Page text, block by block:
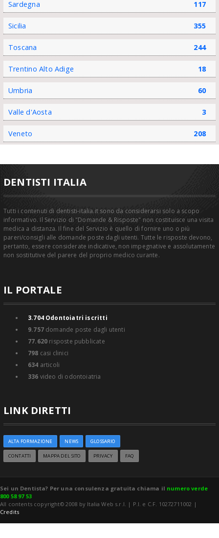
Sardegna 117
Sicilia 355
Toscana 244
Trentino Alto Adige 18
Umbria 60
Valle d'Aosta 3
Veneto 208
DENTISTI ITALIA
Tutti i contenuti di dentisti-italia.it sono da considerarsi solo a scopo
informativo. Il Servizio di "Domande & Risposte" non costituisce una visita
medica a distanza. Il fine del Servizio è quello di fornire uno o più
pareri/consigli alle domande poste dagli utenti. Tutte le risposte devono,
pertanto, essere considerate indicative, non impegnative e assolutamente
non sostitutive del parere del proprio medico curante.
IL PORTALE
3.704Odontoiatri iscritti
9.757domande poste dagli utenti
77.620 risposte pubblicate
798 casi clinici
634 articoli
336 video di odontoiatria
LINK DIRETTI
ALTA FORMAZIONE NEWS GLOSSARIO
CONTATTI MAPPA DEL SITO PRIVACY FAQ
Sei un Dentista? Per una consulenza gratuita chiama il numero verde
800 58 97 53
All contents copyright© 2008 by Italia Web s.r.l. | P.I. e C.F. 10272711002 |
Credits